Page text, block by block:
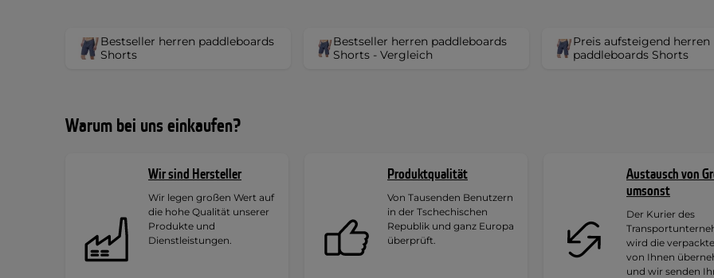
Bestseller herren paddleboards
Shorts
Bestseller herren paddleboards
Shorts - Vergleich
Preis aufsteigend herren
paddleboards Shorts
Warum bei uns einkaufen?
Wir sind Hersteller
Wir legen großen Wert auf
die hohe Qualität unserer
Produkte und
Dienstleistungen.
Produktqualität
Von Tausenden Benutzern
in der Tschechischen
Republik und ganz Europa
überprüft.
Austausch von
umsonst
Der Kurier des
wird die
von Ihnen
und wir senden